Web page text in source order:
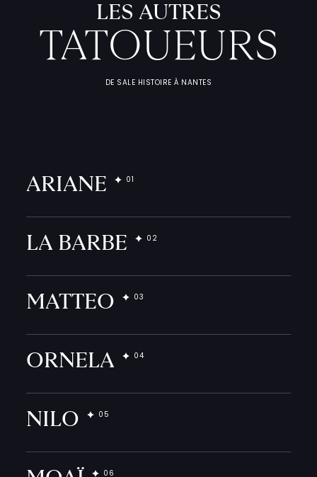
L A
LES AUTRES
TATOUEURS
DE SALE HISTOIRE À NANTES
ARIANE
LA BARBE
MATTEO
ORNELA
NILO